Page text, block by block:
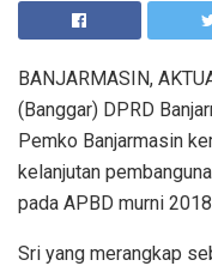
BANJARMASIN,
(Banggar) DPRD
Pemko Banjarmasin
kelanjutan
pada APBD murni
Sri yang merangkap